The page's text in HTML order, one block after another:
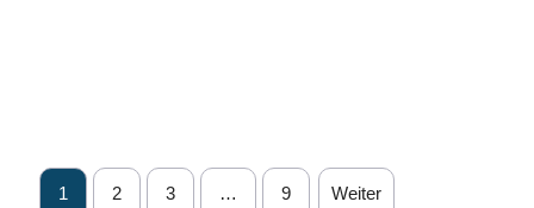
1 2 3 … 9 Weiter